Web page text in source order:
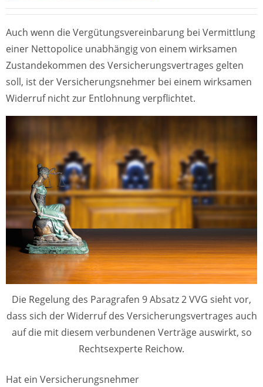
Auch wenn die Vergütungsvereinbarung bei Vermittlung
einer Nettopolice unabhängig von einem wirksamen
Zustandekommen des Versicherungsvertrages gelten
soll, ist der Versicherungsnehmer bei einem wirksamen
Widerruf nicht zur Entlohnung verpflichtet.
Die Regelung des Paragrafen 9 Absatz 2 VVG sieht vor,
dass sich der Widerruf des Versicherungsvertrages auch
auf die mit diesem verbundenen Verträge auswirkt, so
Rechtsexperte Reichow.
Hat ein Versicherungsnehmer